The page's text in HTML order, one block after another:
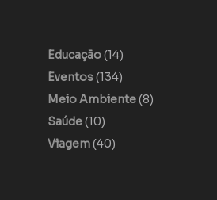
Educação(14)
Eventos(134)
Meio Ambiente(8)
Saúde(10)
Viagem(40)